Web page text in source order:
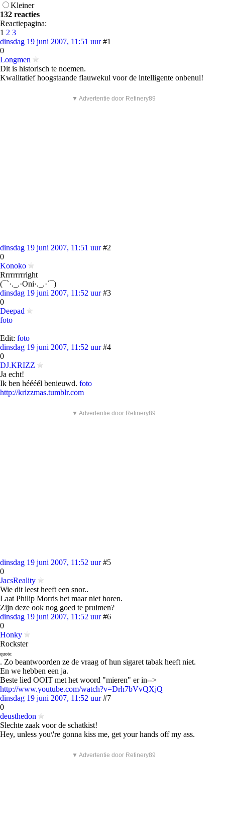
Kleiner
132 reacties
Reactiepagina:
1 2 3
dinsdag 19 juni 2007, 11:51 uur #1
0
Longmen
Dit is historisch te noemen.
Kwalitatief hoogstaande flauwekul voor de intelligente onbenul!
▼ Advertentie door Refinery89
dinsdag 19 juni 2007, 11:51 uur #2
0
Konoko
Rrrrrrrrright
(¯`·._.·Oni·._.·´¯)
dinsdag 19 juni 2007, 11:52 uur #3
0
Deepad
foto
Edit: foto
dinsdag 19 juni 2007, 11:52 uur #4
0
DJ.KRIZZ
Ja echt!
Ik ben héééél benieuwd. foto
http://krizzmas.tumblr.com
▼ Advertentie door Refinery89
dinsdag 19 juni 2007, 11:52 uur #5
0
JacsReality
Wie dit leest heeft een snor..
Laat Philip Morris het maar niet horen.
Zijn deze ook nog goed te pruimen?
dinsdag 19 juni 2007, 11:52 uur #6
0
Honky
Rockster
quote:
. Zo beantwoorden ze de vraag of hun sigaret tabak heeft niet.
En we hebben een ja.
Beste lied OOIT met het woord "mieren" er in-->
http://www.youtube.com/watch?v=Drh7bVvQXjQ
dinsdag 19 juni 2007, 11:52 uur #7
0
deusthedon
Slechte zaak voor de schatkist!
Hey, unless you\'re gonna kiss me, get your hands off my ass.
▼ Advertentie door Refinery89